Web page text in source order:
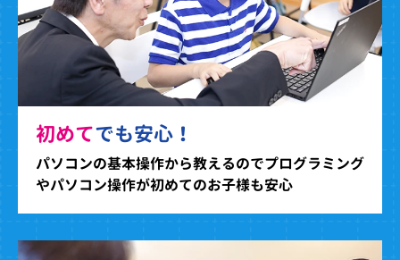
初めてでも安心！
パソコンの基本操作から教えるのでプログラミング
やパソコン操作が初めてのお子様も安心